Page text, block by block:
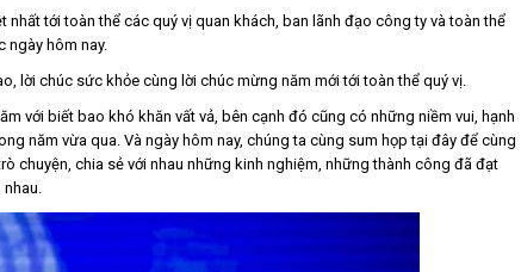
tới toàn thể các quý vị quan khách, ban lãnh đạo công ty và toàn thể
ngày hôm nay.
lời chúc sức khỏe cùng lời chúc mừng năm mới tới toàn thể quý vị.
với biết bao khó khăn vất vả, bên cạnh đó cũng có những niềm vui, hạnh
năm vừa qua. Và ngày hôm nay, chúng ta cùng sum họp tại đây để cùng
chuyện, chia sẻ với nhau những kinh nghiệm, những thành công đã đạt